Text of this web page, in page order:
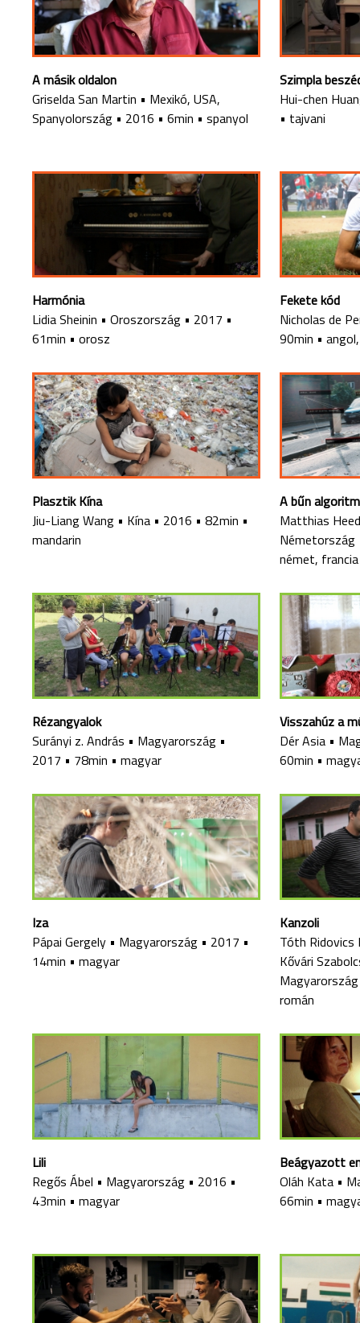
A másik oldalon
Griselda San Martin • Mexikó, USA,
Spanyolország • 2016 • 6min • spanyol
Szimpla
Hui-chen
• tajvani
Harmónia
Lidia Sheinin • Oroszország • 2017 •
61min • orosz
Fekete kód
Nicholas de
90min •
Plasztik Kína
Jiu-Liang Wang • Kína • 2016 • 82min •
mandarin
A bűn
Matthias
Németország
német, francia
Rézangyalok
Surányi z. András • Magyarország •
2017 • 78min • magyar
Visszahúz a
Dér Asia •
60min •
Iza
Pápai Gergely • Magyarország • 2017 •
14min • magyar
Kanzoli
Tóth
Kővári
Magyarország
román
Lili
Regős Ábel • Magyarország • 2016 •
43min • magyar
Beágyazott
Oláh Kata •
66min •